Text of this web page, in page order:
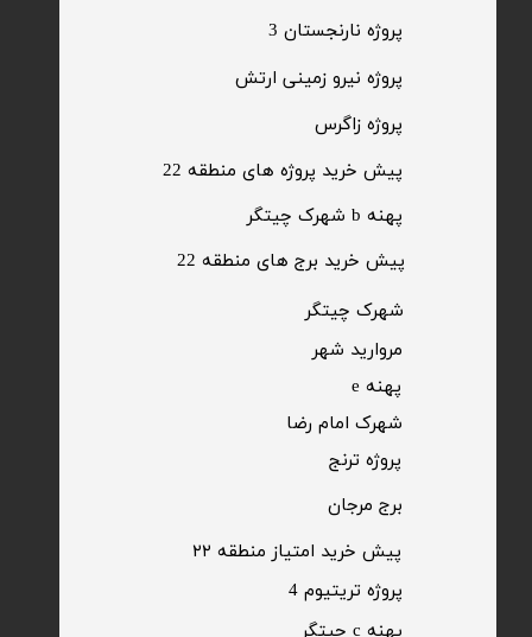
پیش خرید برج های منطقه 22
پهنه b شهرک چیتگر
پیش خرید پروژه های منطقه 22
​پروژه زاگرس
​پروژه ترنج
​پروژه نیرو زمینی ارتش
​پروژه نارنجستان 3
​شهرک چیتگر
مروارید شهر​​​​​​​
شهرک امام رضا
پهنه e
برج مرجان
پیش خرید امتیاز منطقه ۲۲​​​​​​​
پهنه c چیتگر
پروژه تریتیوم 4